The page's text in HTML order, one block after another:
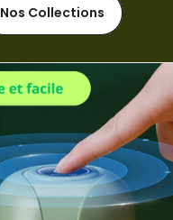
Nos Collections